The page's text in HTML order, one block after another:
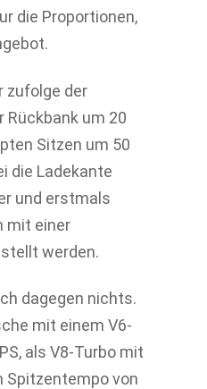
die Proportionen,
zufolge der
um 20
Sitzen um 50
die Ladekante
und erstmals
mit einer
werden.
dagegen nichts.
mit einem V6-
als V8-Turbo mit
Spitzentempo von